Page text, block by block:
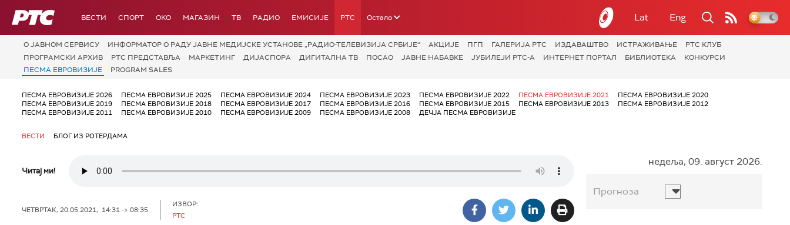
РТС ВЕСТИ СПОРТ OKO МАГАЗИН ТВ РАДИО ЕМИСИЈЕ РТС Остало Lat Eng
О JАВНОМ СЕРВИСУ ИНФОРМАТОР О РАДУ ЈАВНЕ МЕДИЈСКЕ УСТАНОВЕ „РАДИО-ТЕЛЕВИЗИЈА СРБИЈЕ“ АКЦИЈЕ ПГП ГАЛЕРИЈА РТС ИЗДАВАШТВО ИСТРАЖИВАЊЕ
РТС КЛУБ
ПРОГРАМСКИ АРХИВ
РТС ПРЕДСТАВЉА МАРКЕТИНГ ДИЈАСПОРА ДИГИТАЛНА ТВ ПОСАО ЈАВНЕ НАБАВКЕ ЈУБИЛЕЈИ РТС-А ИНТЕРНЕТ ПОРТАЛ БИБЛИОТЕКА
КОНКУРСИ
ПЕСМА ЕВРОВИЗИЈЕ
PROGRAM SALES
ПЕСМА ЕВРОВИЗИЈЕ 2026 ПЕСМА ЕВРОВИЗИЈЕ 2025 ПЕСМА ЕВРОВИЗИЈЕ 2024 ПЕСМА ЕВРОВИЗИЈЕ 2023 ПЕСМА ЕВРОВИЗИЈЕ 2022 ПЕСМА ЕВРОВИЗИЈЕ 2021
ПЕСМА ЕВРОВИЗИЈЕ 2020
ПЕСМА ЕВРОВИЗИЈЕ 2019
ПЕСМА ЕВРОВИЗИЈЕ 2018 ПЕСМА ЕВРОВИЗИЈЕ 2017 ПЕСМА ЕВРОВИЗИЈЕ 2016 ПЕСМА ЕВРОВИЗИЈЕ 2015 ПЕСМА ЕВРОВИЗИЈЕ 2013
ПЕСМА ЕВРОВИЗИЈЕ 2012
ПЕСМА ЕВРОВИЗИЈЕ 2011
ПЕСМА ЕВРОВИЗИЈЕ 2010 ПЕСМА ЕВРОВИЗИЈЕ 2009 ПЕСМА ЕВРОВИЗИЈЕ 2008 ДЕЧЈА ПЕСМА ЕВРОВИЗИЈЕ
ВЕСТИ БЛОГ ИЗ РОТЕРДАМА
Читај ми!
ЧЕТВРТАК, 20.05.2021, 14:31 -> 08:35
ИЗВОР:
РТС
недеља, 09. август 2026.
Прогноза